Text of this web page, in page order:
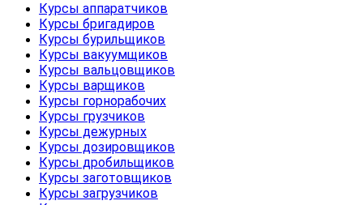
Курсы аппаратчиков
Курсы бригадиров
Курсы бурильщиков
Курсы вакуумщиков
Курсы вальцовщиков
Курсы варщиков
Курсы горнорабочих
Курсы грузчиков
Курсы дежурных
Курсы дозировщиков
Курсы дробильщиков
Курсы заготовщиков
Курсы загрузчиков